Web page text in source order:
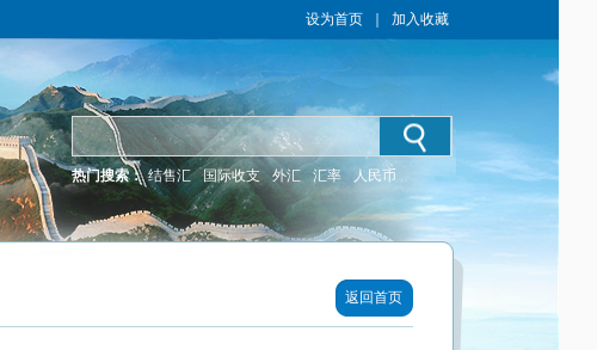
设为首页 加入收藏
热门搜索： 结售汇 国际收支 外汇 汇率 人民币
返回首页